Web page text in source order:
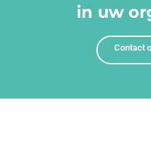
in uw
Contact